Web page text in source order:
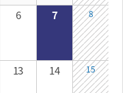
6 7 8
13 14 15